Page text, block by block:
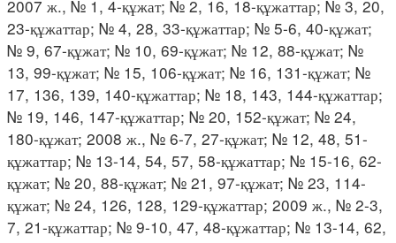
2007 ж., № 1, 4-құжат; № 2, 16, 18-құжаттар; № 3, 20,
23-құжаттар; № 4, 28, 33-құжаттар; № 5-6, 40-құжат;
№ 9, 67-құжат; № 10, 69-құжат; № 12, 88-құжат; №
13, 99-құжат; № 15, 106-құжат; № 16, 131-құжат; №
17, 136, 139, 140-құжаттар; № 18, 143, 144-құжаттар;
№ 19, 146, 147-құжаттар; № 20, 152-құжат; № 24,
180-құжат; 2008 ж., № 6-7, 27-құжат; № 12, 48, 51-
құжаттар; № 13-14, 54, 57, 58-құжаттар; № 15-16, 62-
құжат; № 20, 88-құжат; № 21, 97-құжат; № 23, 114-
құжат; № 24, 126, 128, 129-құжаттар; 2009 ж., № 2-3,
7, 21-құжаттар; № 9-10, 47, 48-құжаттар; № 13-14, 62,